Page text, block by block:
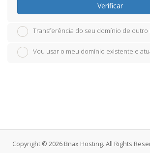
Verificar
Transferência do seu domínio de outro
Vou usar o meu domínio existente e
Copyright © 2026 Bnax Hosting. All Rights